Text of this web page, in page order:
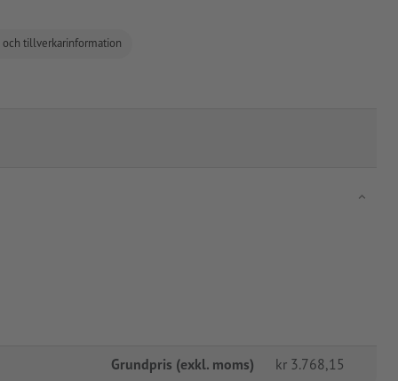
och tillverkarinformation
Grundpris (exkl. moms) kr 3.768,15